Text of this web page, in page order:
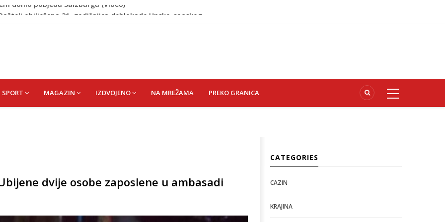
obilježena 31. godišnjica deblokade Unsko-sanskog
Vatrogasci nadljudskim naporima spriječili veću
donio pobjedu Salzburgu (Video)
SPORT MAGAZIN IZDVOJENO NA MREŽAMA PREKO GRANICA
dvije osobe zaposlene u ambasadi
CATEGORIES
CAZIN
KRAJINA